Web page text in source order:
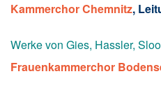
Kammerchor Chemnitz,
Werke von Gies, Hassler,
Frauenkammerchor